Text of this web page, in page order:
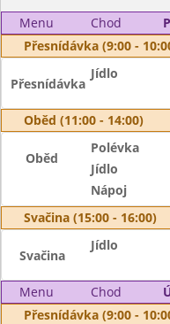
Menu Chod
Přesnídávka (9:00 -
Přesnídávka
Jídlo
Oběd (11:00 - 14:00)
Oběd
Polévka
Jídlo
Nápoj
Svačina (15:00 - 16:00)
Svačina
Jídlo
Menu Chod
Přesnídávka (9:00 -